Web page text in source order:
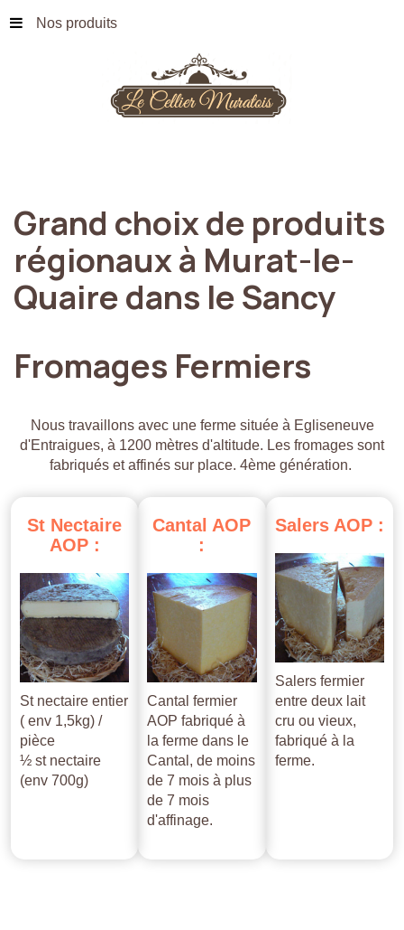
Nos produits
Grand choixde produits
régionauxà Murat-le-
Quairedans leSancy
Fromages Fermiers
Nous travaillons avec une ferme située à Egliseneuve
d'Entraigues, à 1200 mètres d'altitude. Les fromages sont
fabriqués et affinés sur place. 4ème génération.
St Nectaire
AOP :
St nectaire entier
( env 1,5kg) /
pièce
½ st nectaire
(env 700g)
Cantal AOP
:
Cantal fermier
AOP fabriqué à
la ferme dans le
Cantal, de moins
de 7 mois à plus
de 7 mois
d'affinage.
Salers AOP :
Salers fermier
entre deux lait
cru ou vieux,
fabriqué à la
ferme.